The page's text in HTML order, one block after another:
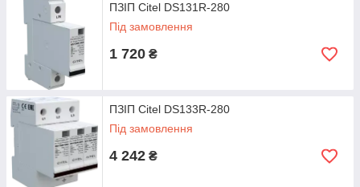
ПЗІП Citel DS131R-280
Під замовлення
1 720 ₴
ПЗІП Citel DS133R-280
Під замовлення
4 242 ₴